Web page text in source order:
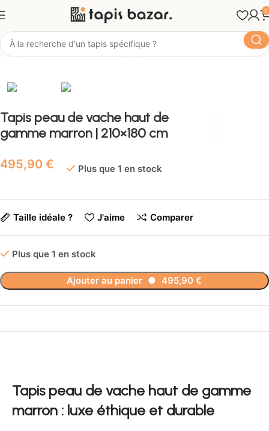
0
Matière Tapis peau de vache
Tapis peau de vache haut de
gamme marron | 210×180 cm
€ Plus que 1 en stock
Taille idéale ? J'aime Comparer
Plus que 1 en stock
Ajouter au panier ● 495,90€
Tapis peau de vache haut de gamme
marron : luxe éthique et durable